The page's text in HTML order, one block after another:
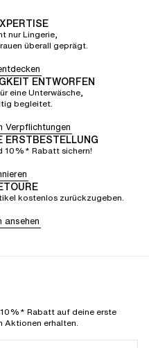
nur Lingerie,
überall geprägt.
ENTWORFEN
eine Unterwäsche,
begleitet.
Verpflichtungen
10%* Rabatt sichern!
kostenlos zurückzugeben.
ansehen
Rabatt auf deine erste
Aktionen erhalten.